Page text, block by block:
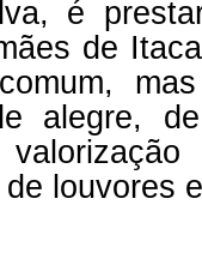
é
de
alegre,
louvores